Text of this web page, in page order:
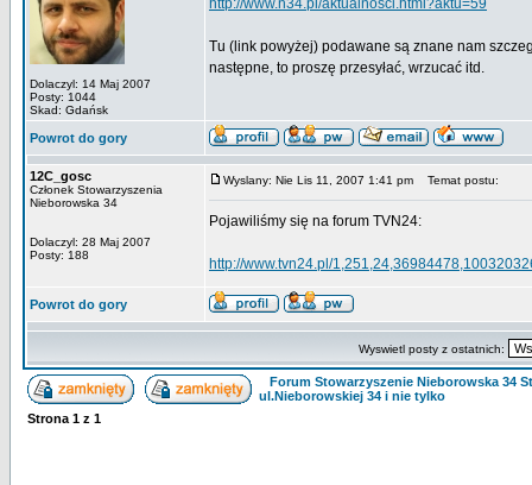
Dolaczyl: 14 Maj 2007
Posty: 1044
Skad: Gdańsk
http://www.n34.pl/aktualnosci.html?aktu=59
Tu (link powyżej) podawane są znane nam
następne, to proszę przesyłać, wrzucać itd.
Powrot do gory
12C_gosc
Członek Stowarzyszenia
Nieborowska 34
Dolaczyl: 28 Maj 2007
Posty: 188
Wyslany: Nie Lis 11, 2007 1:41 pm Temat postu:
Pojawiliśmy się na forum TVN24:
http://www.tvn24.pl/
Powrot do gory
Wyswietl posty z ostatnich:
Forum Stowarzyszenie Nieborowska 34
ul.Nieborowskiej 34 i nie tylko
Strona 1 z 1